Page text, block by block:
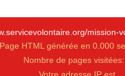
mission-
Page HTML générée en 0.000
Nombre de pages